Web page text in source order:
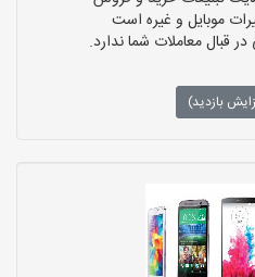
موبایل و غیره است
قبال معاملات شما ندارد.
بازدید)